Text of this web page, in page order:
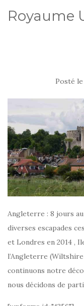
Royaume
Posté le
Angleterre : 8 jours
diverses escapades
et Londres en 2014 ,
l’Angleterre
continuons notre
nous décidons de